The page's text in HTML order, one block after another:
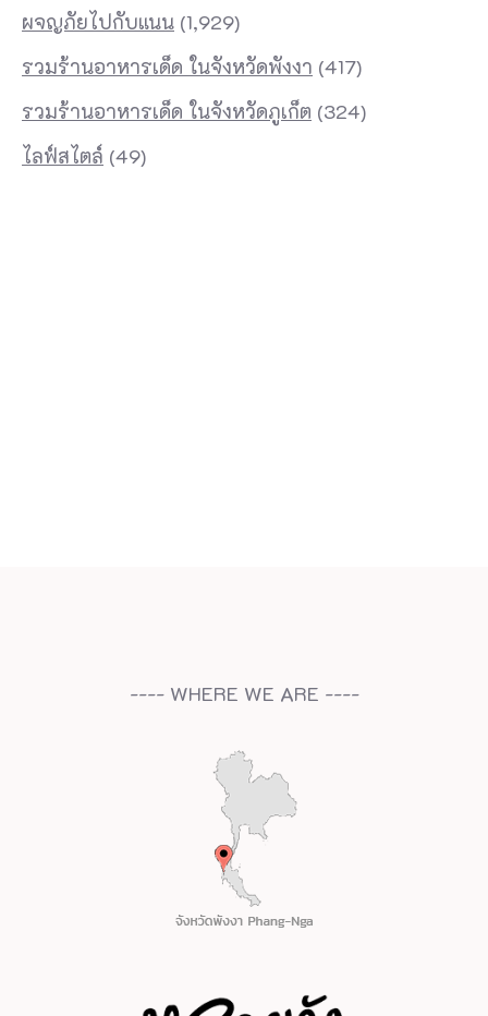
ผจญภัยไปกับแนน (1,929)
รวมร้านอาหารเด็ด ในจังหวัดพังงา (417)
รวมร้านอาหารเด็ด ในจังหวัดภูเก็ต (324)
ไลฟ์สไตล์ (49)
---- WHERE WE ARE ----